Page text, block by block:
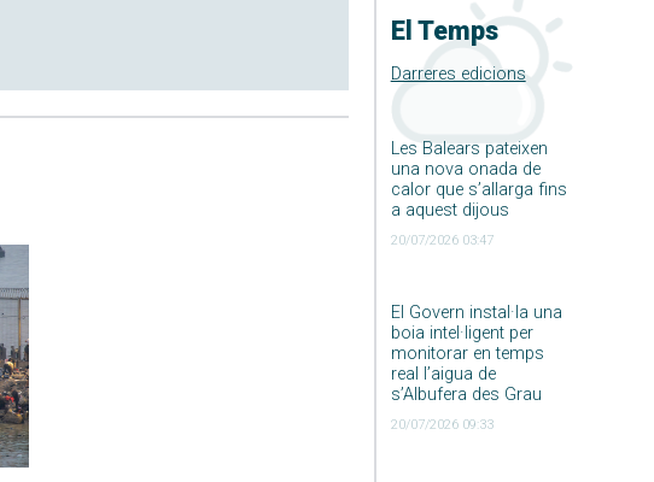
El Temps
Darreres edicions
Les Balears pateixen
una nova onada de
calor que s’allarga fins
a aquest dijous
20/07/2026 03:47
El Govern instal·la una
boia intel·ligent per
monitorar en temps
real l’aigua de
s’Albufera des Grau
20/07/2026 09:33